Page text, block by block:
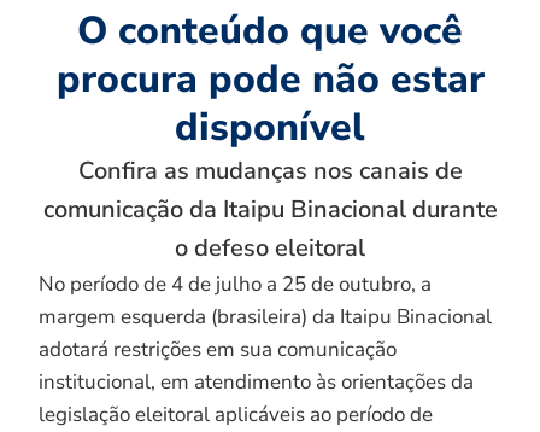
O conteúdo que você
procura pode não estar
disponível
Confira as mudanças nos canais de
comunicação da Itaipu Binacional durante
o defeso eleitoral
No período de 4 de julho a 25 de outubro, a
margem esquerda (brasileira) da Itaipu Binacional
adotará restrições em sua comunicação
institucional, em atendimento às orientações da
legislação eleitoral aplicáveis ao período de